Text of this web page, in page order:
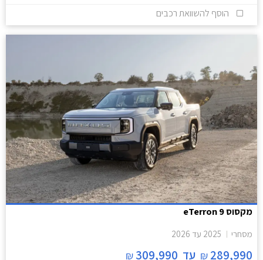
הוסף להשוואת רכבים
מקסוס eTerron 9
מסחרי 2025 עד 2026
289,990
₪ עד 309,990
₪